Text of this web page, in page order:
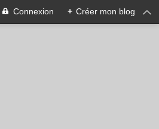
Connexion + Créer mon blog